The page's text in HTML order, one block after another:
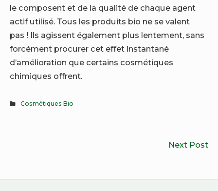
le composent et de la qualité de chaque agent
actif utilisé. Tous les produits bio ne se valent
pas ! Ils agissent également plus lentement, sans
forcément procurer cet effet instantané
d’amélioration que certains cosmétiques
chimiques offrent.
Cosmétiques Bio
Next Post